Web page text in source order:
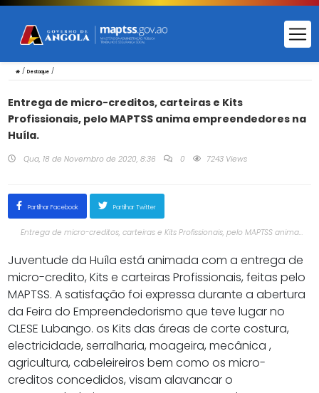
/ Destaque/
Entrega de micro-creditos, carteiras e Kits
Profissionais, pelo MAPTSS anima empreendedores na
Huíla.
Qua, 18 de Novembro de 2020, 8:36 0 7243 Views
Partilhar Facebook Partilhar Twitter
Entrega de micro-creditos, carteiras e Kits Profissionais, pelo MAPTSS anima
Juventude da Huíla está animada com a entrega de
micro-credito, Kits e carteiras Profissionais, feitas pelo
MAPTSS. A satisfação foi expressa durante a abertura
da Feira do Empreendedorismo que teve lugar no
CLESE Lubango. os Kits das áreas de corte costura,
electricidade, serralharia, moageira, mecânica ,
agricultura, cabeleireiros bem como os micro-
creditos concedidos, visam alavancar o